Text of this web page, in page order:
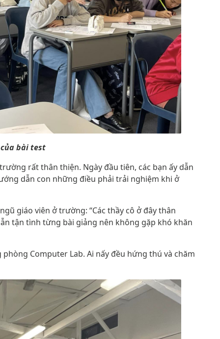
bài test
rất thân thiện. Ngày đầu tiên, các bạn ấy dẫn
dẫn con những điều phải trải nghiệm khi ở
giáo viên ở trường: “Các thầy cô ở đây thân
tận tình từng bài giảng nên không gặp khó khăn
Computer Lab. Ai nấy đều hứng thú và chăm